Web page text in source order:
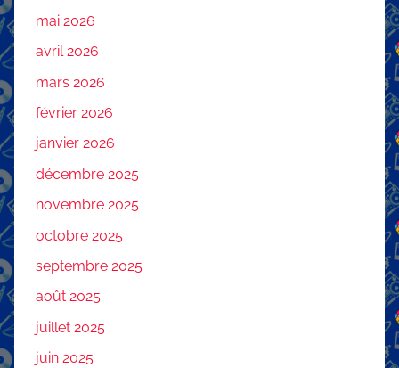
mai 2026
avril 2026
mars 2026
février 2026
janvier 2026
décembre 2025
novembre 2025
octobre 2025
septembre 2025
août 2025
juillet 2025
juin 2025